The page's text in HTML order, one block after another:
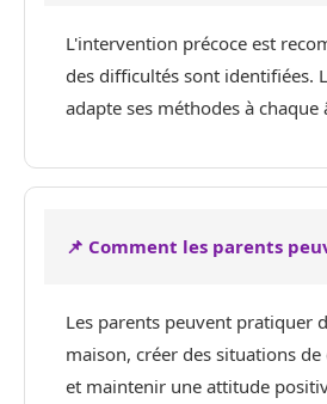
L'intervention précoce est
des difficultés sont identifiées.
adapte ses méthodes à chaque
📌 Comment les parents
Les parents peuvent pratiquer
maison, créer des situations
et maintenir une attitude